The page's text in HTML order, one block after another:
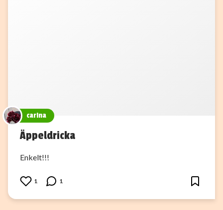
carina
Äppeldricka
Enkelt!!!
1 1